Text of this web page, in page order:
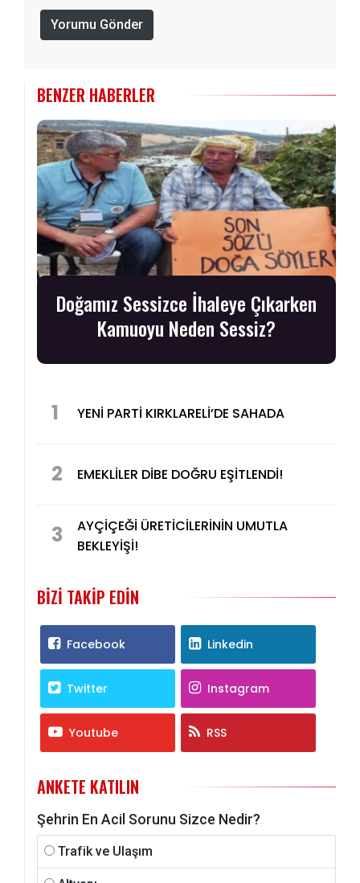
Yorumu Gönder
BENZER HABERLER
Doğamız Sessizce İhaleye Çıkarken
Kamuoyu Neden Sessiz?
1 YENİ PARTİ KIRKLARELİ’DE SAHADA
2 EMEKLİLER DİBE DOĞRU EŞİTLENDİ!
3
AYÇİÇEĞİ ÜRETİCİLERİNİN UMUTLA
BEKLEYİŞİ!
BIZI TAKIP EDIN
Facebook Linkedin
Twitter Instagram
Youtube RSS
ANKETE KATILIN
Şehrin En Acil Sorunu Sizce Nedir?
Trafik ve Ulaşım